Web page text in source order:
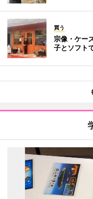
買う
宗像・ケー
子とソフト